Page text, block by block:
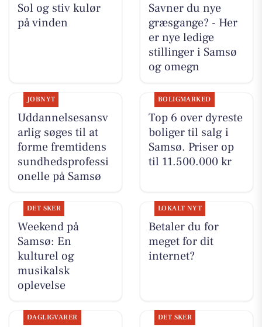
Sol og stiv kulør
på vinden
Savner du nye
græsgange? - Her
er nye ledige
stillinger i Samsø
og omegn
JOBNYT
Uddannelsesansv
arlig søges til at
forme fremtidens
sundhedsprofessi
onelle på Samsø
BOLIGMARKED
Top 6 over dyreste
boliger til salg i
Samsø. Priser op
til 11.500.000 kr
DET SKER
Weekend på
Samsø: En
kulturel og
musikalsk
oplevelse
LOKALT NYT
Betaler du for
meget for dit
internet?
DAGLIGVARER DET SKER